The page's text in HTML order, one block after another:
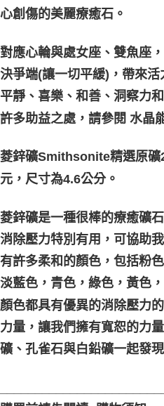
付款後門市自取
心創傷的美麗療癒石。
對應心輪與處女座、雙魚座
決爭端(讓一切平緩)，帶來
平靜、喜樂、和善、洞察力
許多助益之處，請參閱 水晶
菱鋅礦Smithsonite精選原礦
元，尺寸為4.6公分。
菱鋅礦是一種很棒的療癒礦
消除壓力特別有用，可協助
有許多柔和的顏色，包括粉
淡藍色，青色，綠色，黃色
顏色都具有優異的消除壓力
力量，讓我們擁有寬恕的力
礦、孔雀石與白鉛礦一起發現